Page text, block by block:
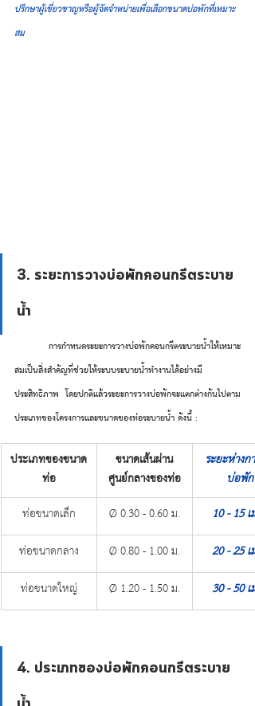
ปรึกษาผู้เชี่ยวชาญหรือผู้จัดจำหน่ายเพื่อเลือกขนาดบ่อพักที่เหมาะ
สม
3. ระยะการวางบ่อพักคอนกรีตระบาย
น้ำ
สมเป็นสิ่งสำคัญที่ช่วยให้ระบบระบายน้ำทำงานได้อย่างมี
ประสิทธิภาพ โดยปกติแล้วระยะการวางบ่อพักจะแตกต่างกันไปตาม
ประเภทของโครงการและขนาดของท่อระบายน้ำ ดังนี้ :
ประเภทของขนาด
ท่อ
ขนาดเส้นผ่าน
ศูนย์กลางของท่อ
ระยะห่างการ
บ่อพัก
ท่อขนาดเล็ก
Ø 0.30 - 0.60 ม.
10 - 15 เม
ท่อขนาดกลาง
Ø 0.80 - 1.00 ม.
20 - 25 เม
ท่อขนาดใหญ่
Ø 1.20 - 1.50 ม. 30 - 50 เม
4. ประเภทของบ่อพักคอนกรีตระบาย